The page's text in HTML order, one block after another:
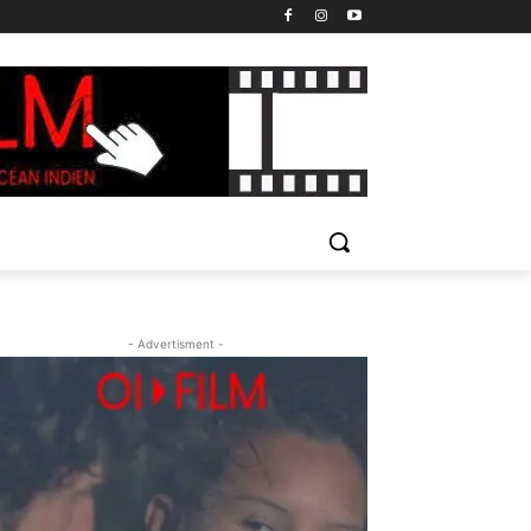
- Advertisment -